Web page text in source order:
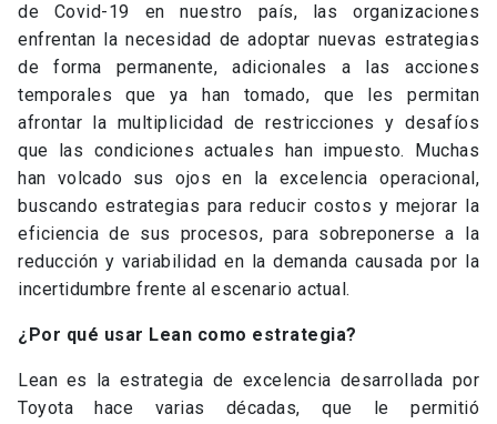
de Covid-19 en nuestro país, las organizaciones
enfrentan la necesidad de adoptar nuevas estrategias
de forma permanente, adicionales a las acciones
temporales que ya han tomado, que les permitan
afrontar la multiplicidad de restricciones y desafíos
que las condiciones actuales han impuesto. Muchas
han volcado sus ojos en la excelencia operacional,
buscando estrategias para reducir costos y mejorar la
eficiencia de sus procesos, para sobreponerse a la
reducción y variabilidad en la demanda causada por la
incertidumbre frente al escenario actual.
¿Por qué usar Lean como estrategia?
Lean es la estrategia de excelencia desarrollada por
Toyota hace varias décadas, que le permitió